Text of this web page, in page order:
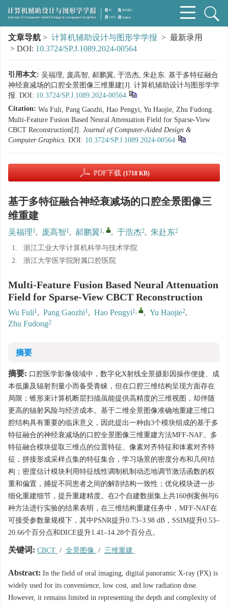
文章导航 > 计算机辅助设计与图形学学报 > 最新录用
> DOI: 10.3724/SP.J.1089.2024-00564
引用本文: 吴福理, 庞高智, 郝鹏翼, 于浩杰, 朱赴东. 基于多特征融合
神经衰减场的口腔全景图像三维重建[J]. 计算机辅助设计与图形学学
报. DOI: 10.3724/SP.J.1089.2024-00564
Citation: Wu Fuli, Pang Gaozhi, Hao Pengyi, Yu Haojie, Zhu Fudong.
Multi-Feature Fusion Based Neural Attenuation Field for Sparse-View
CBCT Reconstruction[J]. Journal of Computer-Aided Design &
Computer Graphics. DOI: 10.3724/SP.J.1089.2024-00564
PDF下载 (1718 KB)
基于多特征融合神经衰减场的口腔全景图像三
维重建
吴福理1, 庞高智1, 郝鹏翼1, , 于浩杰2, 朱赴东2
1.
浙江工业大学计算机科学与技术学院
2.
浙江大学医学院附属口腔医院
Multi-Feature Fusion Based Neural Attenuation
Field for Sparse-View CBCT Reconstruction
Wu Fuli1, Pang Gaozhi1, Hao Pengyi1, , Yu Haojie2,
Zhu Fudong2
摘要
摘要: 口腔医学影像领域中，数字化X射线全景摄影因操作便捷、成
本低廉及辐射剂量小而备受青睐，但在口腔三维结构呈现方面存在
局限；锥形束计算机断层扫描虽能提供高精度的三维视图，却伴随
更高的辐射风险与经济成本。基于二维全景图像准确地重建三维口
腔结构具有重要的临床意义，因此提出一种由3个模块组成的基于多
特征融合的神经衰减场的口腔全景图像三维重建方法MFF-NAF。多
特征融合模块提取三维点的位置特征、像素对齐特征和体素对齐特
征，拼接形成采样点集的特征集合，学习场景的密度分布和几何结
构；密度估计模块利用特征线性调制机制动态地调节激活函数的权
重和偏置，捕捉不同患者之间的解剖结构一致性；优化模块进一步
细化重建细节，提升重建精度。在2个自建数据集上共160例案例与6
种方法进行实验的结果表明，在三维结构重建任务中，MFF-NAF在
可接受参数量规模下，其中PSNR提升0.73–3.98 dB，SSIM提升0.53–
20.66个百分点和DICE提升1.41–14.28个百分点。
关键词: CBCT / 全景图像 / 三维重建
Abstract: In the field of oral imaging, digital panoramic X-ray (PX) is
widely used for its convenience, low cost, and low radiation dose.
However, it remains limited in representing the depth and complexity of